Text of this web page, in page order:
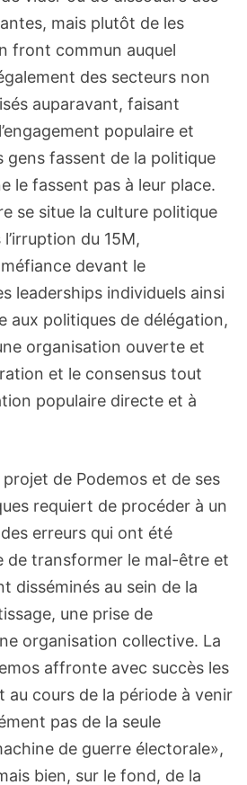
mais plutôt de les
front commun auquel
des secteurs non
auparavant, faisant
populaire et
gens fassent de la politique
le fassent pas à leur place.
se situe la culture politique
du 15M,
devant le
leaderships individuels ainsi
aux politiques de délégation,
organisation ouverte et
et le consensus tout
populaire directe et à
de Podemos et de ses
requiert de procéder à un
erreurs qui ont été
de transformer le mal-être et
disséminés au sein de la
une prise de
organisation collective. La
affronte avec succès les
au cours de la période à venir
pas de la seule
de guerre électorale»,
bien, sur le fond, de la